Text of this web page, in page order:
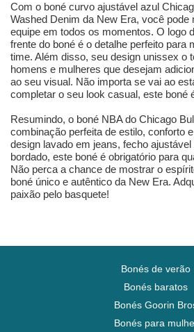
Com o boné curvo ajustável azul
Washed Denim da New Era, você pode
equipe em todos os momentos. O logo
frente do boné é o detalhe perfeito para
time. Além disso, seu design unissex o
homens e mulheres que desejam
ao seu visual. Não importa se vai ao
completar o seu look casual, este boné
Resumindo, o boné NBA do Chicago
combinação perfeita de estilo, conforto
design lavado em jeans, fecho
bordado, este boné é obrigatório para
Não perca a chance de mostrar o
boné único e autêntico da New Era.
paixão pelo basquete!
Bonés de verão
Bonés baratos
Bonés Goorin
Bonés para